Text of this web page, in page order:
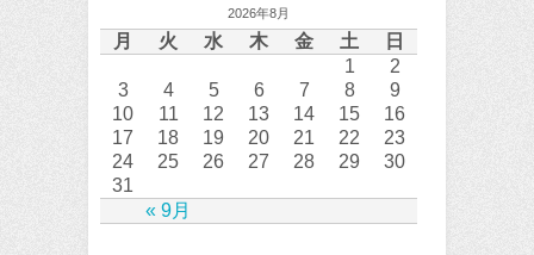
2026年8月
月 火 水 木 金 土 日
« 9月
1
2
3
4 5 6 7 8
9
10
11 12 13 14 15
16
17
18 19 20 21 22
23
24
25 26 27 28 29
30
31